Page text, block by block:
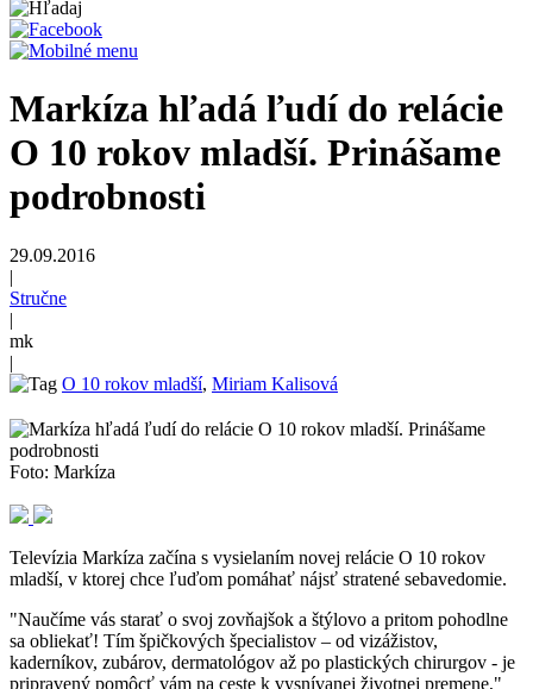
Markíza hľadá ľudí do relácie
O 10 rokov mladší. Prinášame
podrobnosti
29.09.2016
|
Stručne
|
mk
|
O 10 rokov mladší, Miriam Kalisová
Foto: Markíza
Televízia Markíza začína s vysielaním novej relácie O 10 rokov
mladší, v ktorej chce ľuďom pomáhať nájsť stratené sebavedomie.
"Naučíme vás starať o svoj zovňajšok a štýlovo a pritom pohodlne
sa obliekať! Tím špičkových špecialistov – od vizážistov,
kaderníkov, zubárov, dermatológov až po plastických chirurgov - je
pripravený pomôcť vám na ceste k vysnívanej životnej premene,"